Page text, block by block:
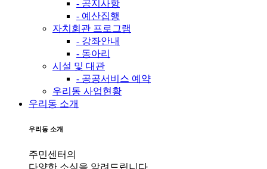
- 공지사항
- 예산집행
자치회관 프로그램
- 강좌안내
- 동아리
시설 및 대관
- 공공서비스 예약
우리동 사업현황
우리동 소개
우리동 소개
주민센터의
다양한 소식을 알려드립니다.